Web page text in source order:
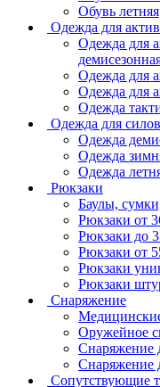
Обувь летняя
Одежда для
Одежда для
Одежда для
Одежда для
Одежда
Одежда для
Одежда
Одежда
Одежда
Рюкзаки
Баулы,
Рюкзаки от
Рюкзаки до
Рюкзаки от
Рюкзаки
Рюкзаки
Снаряжение
Оружейное
Снаряжение
Снаряжение
Сопутствующие